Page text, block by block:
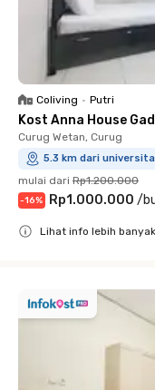
Coliving • Putri
Kost Anna House
Curug Wetan, Curug
5.3 km dari
mulai dari Rp1.200.000
-16% Rp1.000.000 /
Lihat info lebih banyak